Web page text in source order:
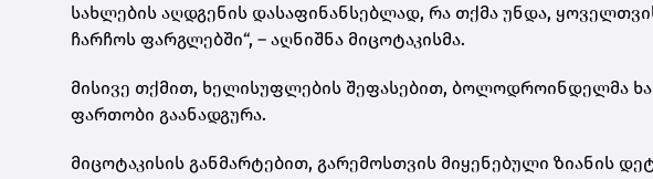
სახლების აღდგენის დასაფინანსებლად, რა თქმა უნდა,
ჩარჩოს ფარგლებში“, – აღნიშნა მიცოტაკისმა.
მისივე თქმით, ხელისუფლების შეფასებით, ბოლოდროინდელმა
ფართობი გაანადგურა.
მიცოტაკისის განმარტებით, გარემოსთვის მიყენებული ზიანის